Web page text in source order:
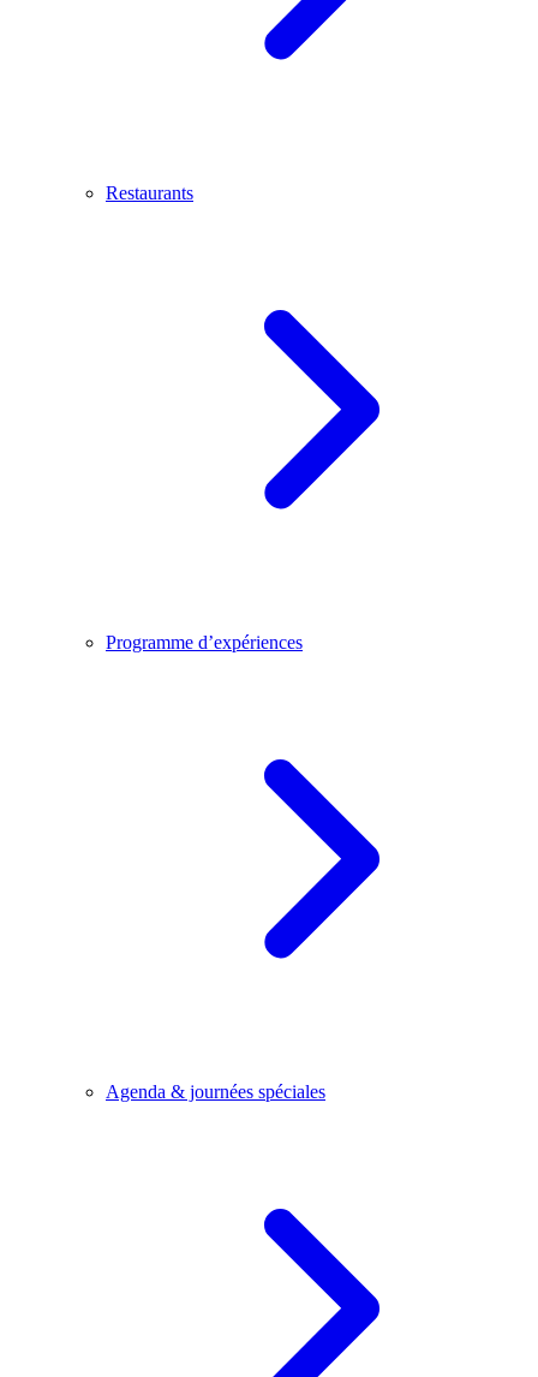
Restaurants
Programme d’expériences
Agenda & journées spéciales